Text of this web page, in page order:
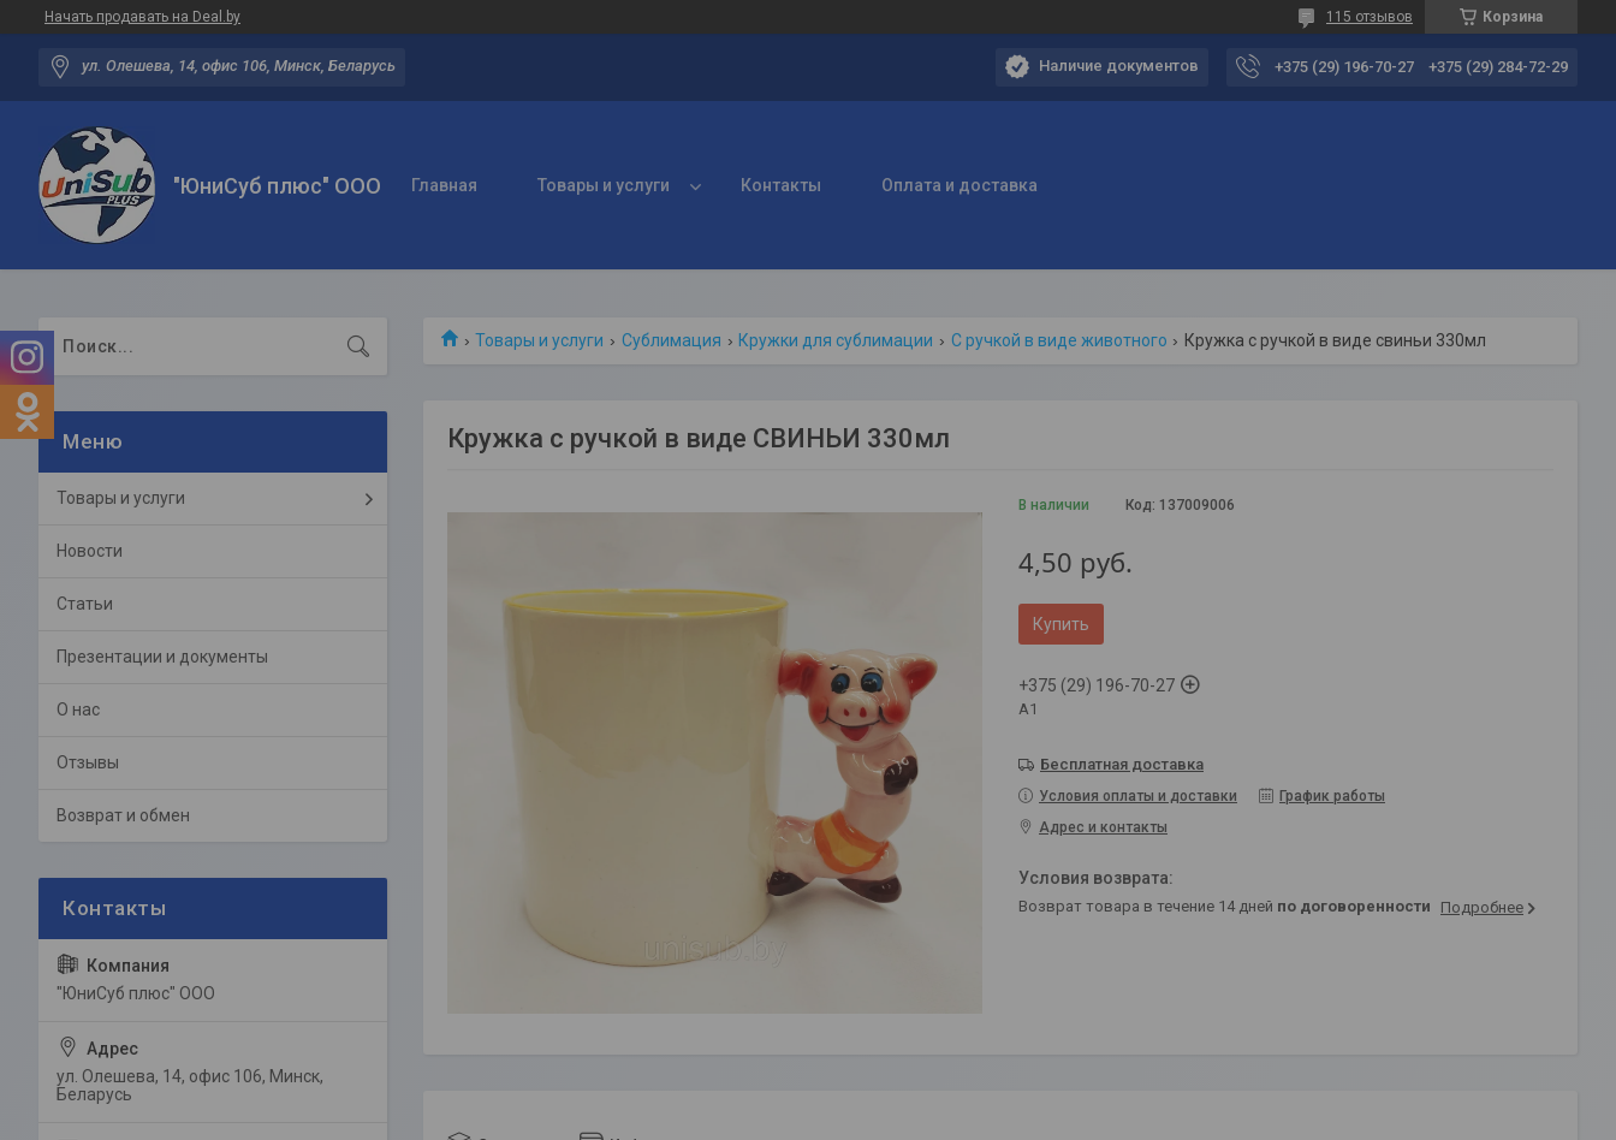
Начать продавать на Deal.by Корзина
115 отзывов
ул. Олешева, 14, офис 106, Минск, Беларусь Наличие документов +375 (29) 196-70-27 +375 (29) 284-72-29
"ЮниСуб плюс" ООО Главная Товары и услуги Контакты Оплата и доставка
Товары и услуги Сублимация Кружки для сублимации С ручкой в виде животного Кружка с ручкой в виде свиньи 330мл
Кружка с ручкой в виде СВИНЬИ 330мл
В наличии Код: 137009006
4,50 руб.
Купить
+375 (29) 196-70-27
А1
Бесплатная доставка
Условия оплаты и доставки
График работы
Адрес и контакты
возврат товара в течение 14 дней по договоренности Подробнее
Товары и услуги
Новости
Статьи
Презентации и документы
О нас
Отзывы
Возврат и обмен
"ЮниСуб плюс" ООО
ул. Олешева, 14, офис 106, Минск,
Беларусь